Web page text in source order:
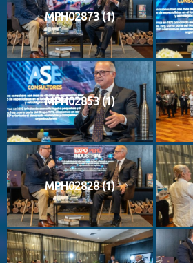
MPH02873 (1)
MPH02853 (1)
MPH02828 (1)